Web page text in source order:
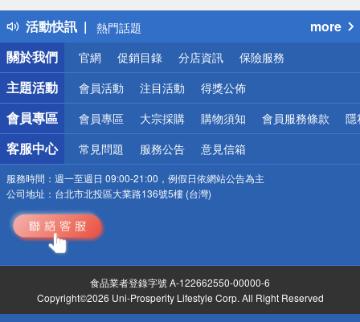
活動快訊
得獎公告
熱門話題
銀行優惠
偏遠地區配送
詐騙網頁！請小心！
more
關於我們
官網 促銷目錄 分店資訊 保險服務
主題活動 會員活動 注目活動 得獎公佈
會員專區 會員專區 大宗採購 購物須知 會員服務條款 隱
客服中心 常見問題 服務公告 意見信箱
服務時間： 週一至週日 09:00-21:00，例假日依網站公告為主
公司地址： 台北市北投區大業路136號5樓 (台灣)
食品業者登錄字號 A-122662550-00000-6
Copyright©2026 Uni-Prosperity Lifestyle Corp. All Right Reserved